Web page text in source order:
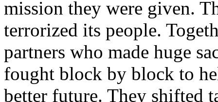
mission they were given.
terrorized its people.
partners who made huge
fought block by block to
better future. They shifted